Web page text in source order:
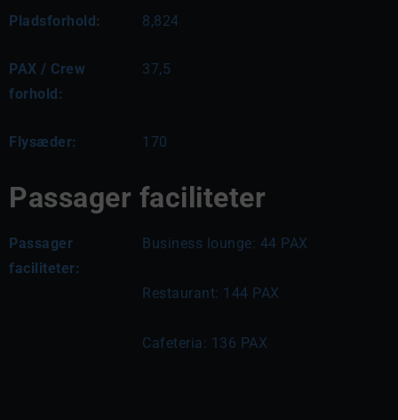
Pladsforhold: 8,824
PAX / Crew
forhold:
37,5
Flysæder: 170
Passager faciliteter
Passager
faciliteter:
Business lounge: 44 PAX
Restaurant: 144 PAX
Cafeteria: 136 PAX